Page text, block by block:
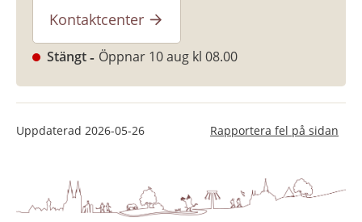
Kontaktcenter
Stängt Öppnar 10 aug kl 08.00
Uppdaterad 2026-05-26 Rapportera fel på sidan